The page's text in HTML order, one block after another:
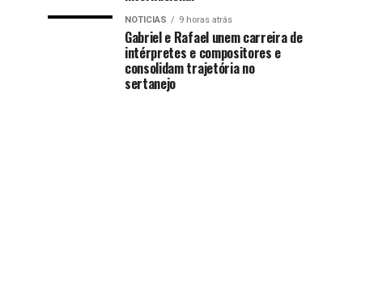
NOTICIAS 9 horas atrás
Gabriel e Rafael unem carreira de
intérpretes e compositores e
consolidam trajetória no
sertanejo